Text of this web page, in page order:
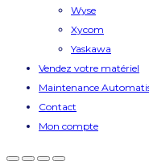
Wyse
Xycom
Yaskawa
Vendez votre matériel
Maintenance
Contact
Mon compte